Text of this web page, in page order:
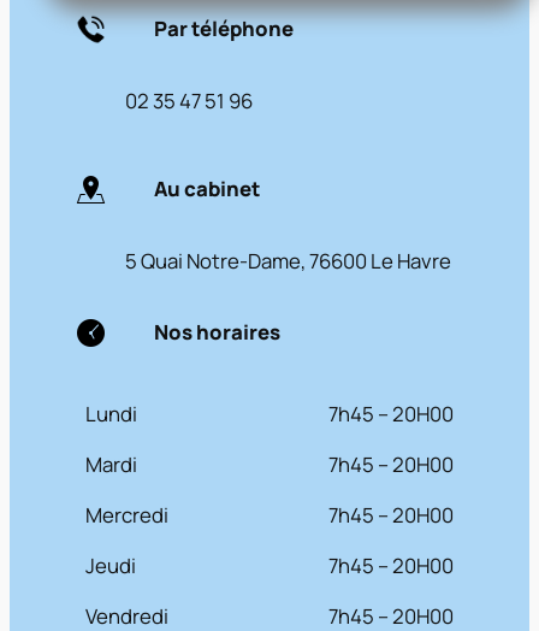
Par téléphone
02 35 47 51 96
Au cabinet
5 Quai Notre-Dame, 76600 Le Havre
Nos horaires
Lundi
7h45 – 20H00
Mardi
7h45 – 20H00
Mercredi
7h45 – 20H00
Jeudi
7h45 – 20H00
Vendredi
7h45 – 20H00